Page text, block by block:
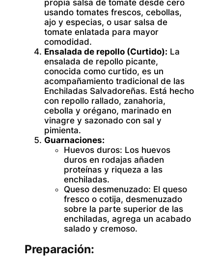
propia salsa de tomate desde cero
usando tomates frescos, cebollas,
ajo y especias, o usar salsa de
tomate enlatada para mayor
comodidad.
Ensalada de repollo (Curtido): La
ensalada de repollo picante,
conocida como curtido, es un
acompañamiento tradicional de las
Enchiladas Salvadoreñas. Está hecho
con repollo rallado, zanahoria,
cebolla y orégano, marinado en
vinagre y sazonado con sal y
pimienta.
Guarnaciones:
Huevos duros: Los huevos
duros en rodajas añaden
proteínas y riqueza a las
enchiladas.
Queso desmenuzado: El queso
fresco o cotija, desmenuzado
sobre la parte superior de las
enchiladas, agrega un acabado
salado y cremoso.
Preparación: